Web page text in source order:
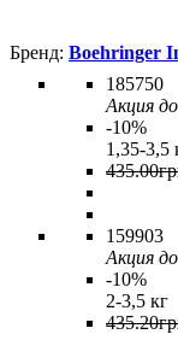
Boehringer
185750
Акция
-10%
1,35-3,5
435.00
159903
Акция
-10%
2-3,5 кг
435.20